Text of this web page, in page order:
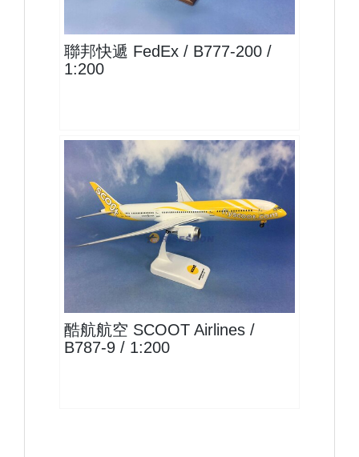
聯邦快遞 FedEx / B777-200 /
1:200
TGW20B789P01
酷航航空 SCOOT Airlines /
B787-9 / 1:200